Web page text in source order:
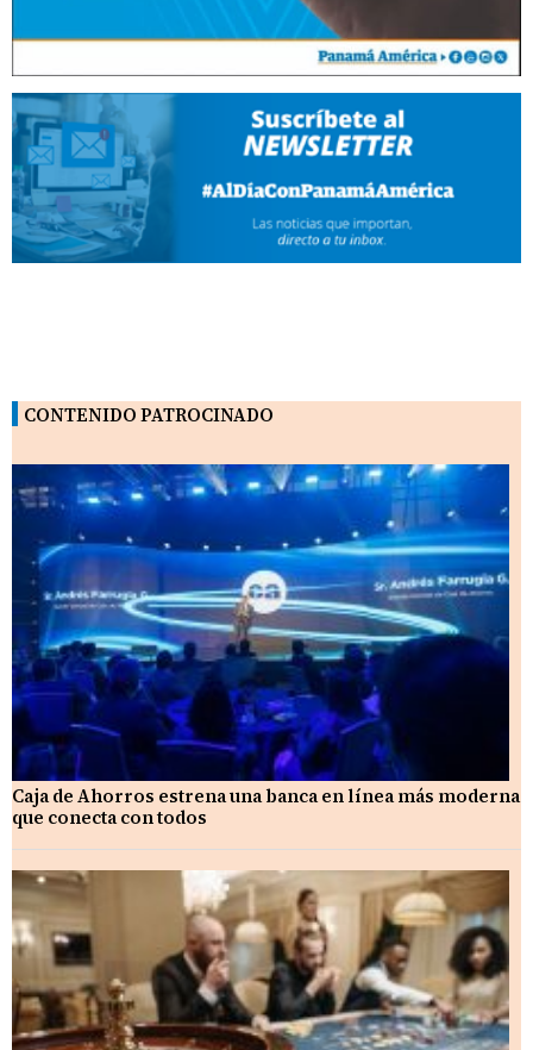
CONTENIDO PATROCINADO
Caja de Ahorros estrena una banca en línea más moderna
que conecta con todos